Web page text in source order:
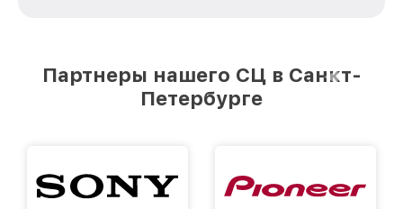
лучшим сервисным центром LG в городе
Санкт-Петербурге, постоянно повышая
Партнеры нашего СЦ в Санкт-
Петербурге